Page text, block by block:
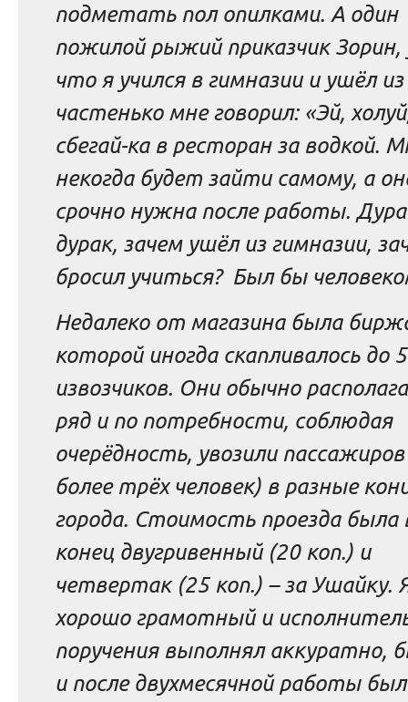
подметать пол опилками. А один
пожилой рыжий приказчик Зорин,
что я учился в гимназии и ушёл из
частенько мне говорил: «Эй,
сбегай-ка в ресторан за водкой.
некогда будет зайти самому, а
срочно нужна после работы.
дурак, зачем ушёл из гимназии,
бросил учиться? Был бы
Недалеко от магазина была
которой иногда скапливалось до
извозчиков. Они обычно
ряд и по потребности, соблюдая
очерёдность, увозили
более трёх человек) в разные
города. Стоимость проезда была
конец двугривенный (20 коп.) и
четвертак (25 коп.) – за Ушайку.
хорошо грамотный и
поручения выполнял аккуратно,
и после двухмесячной работы был